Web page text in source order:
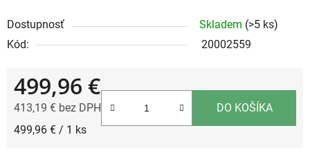
Dostupnosť Skladem (>5 ks)
Kód:
20002559
499,96 €
413,19 € bez DPH
Jednotková cena:
499,96 € / 1 ks
DO KOŠÍKA